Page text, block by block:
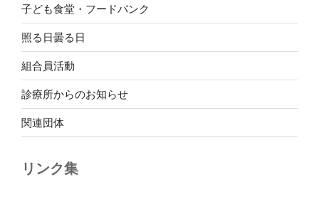
子ども食堂・フードバンク
照る日曇る日
組合員活動
診療所からのお知らせ
関連団体
リンク集